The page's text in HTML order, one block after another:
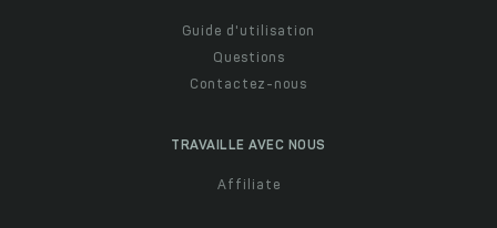
Guide d'utilisation
Questions
Contactez-nous
TRAVAILLE AVEC NOUS
Affiliate